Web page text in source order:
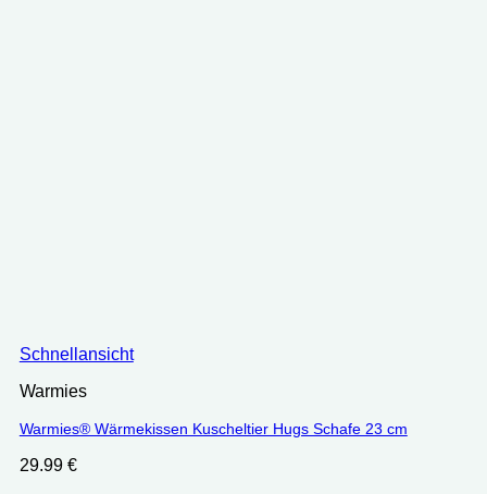
Schnellansicht
Warmies
Warmies® Wärmekissen Kuscheltier Hugs Schafe 23 cm
29.99 €